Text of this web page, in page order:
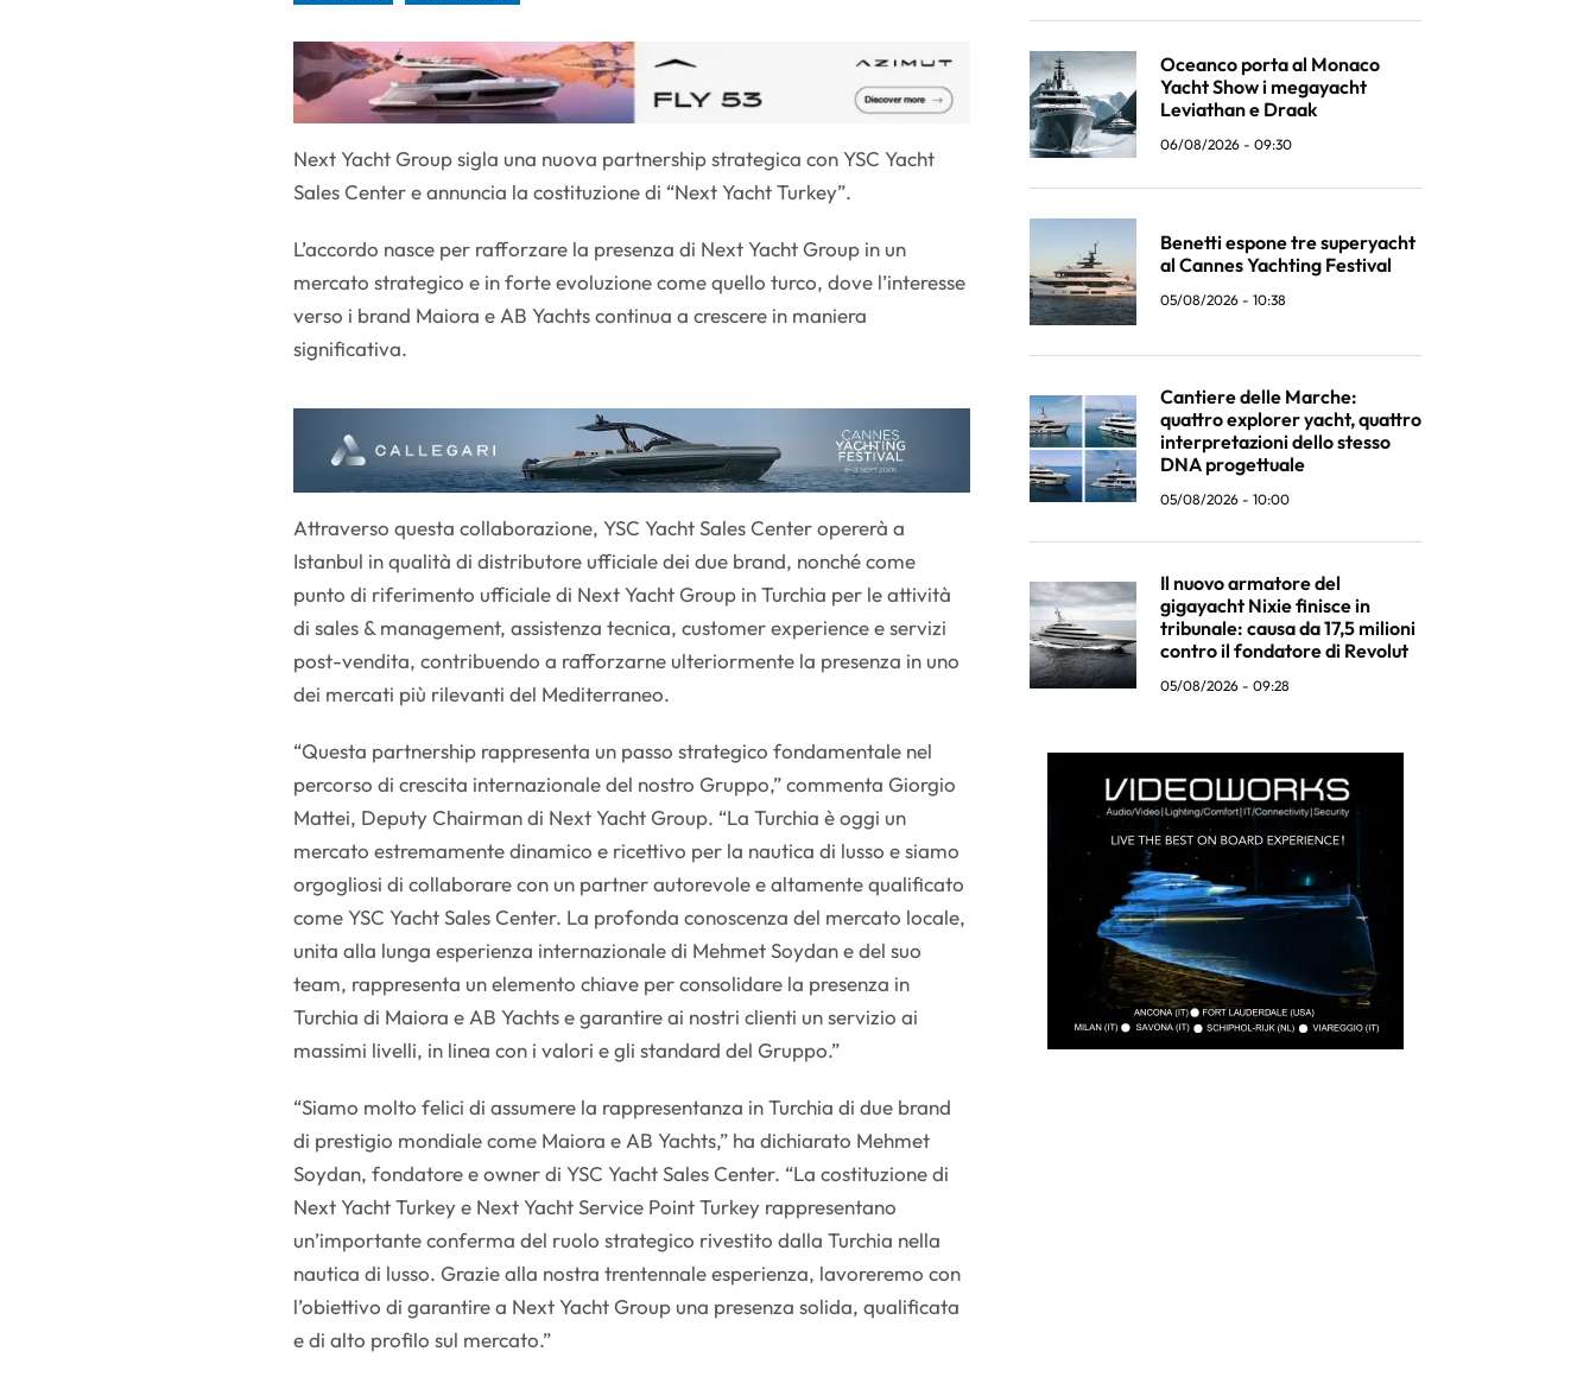
Next Yacht Group sigla una nuova partnership strategica con YSC Yacht
Sales Center e annuncia la costituzione di “Next Yacht Turkey”.
L’accordo nasce per rafforzare la presenza di Next Yacht Group in un
mercato strategico e in forte evoluzione come quello turco, dove l’interesse
verso i brand Maiora e AB Yachts continua a crescere in maniera
significativa.
Attraverso questa collaborazione, YSC Yacht Sales Center opererà a
Istanbul in qualità di distributore ufficiale dei due brand, nonché come
punto di riferimento ufficiale di Next Yacht Group in Turchia per le attività
di sales & management, assistenza tecnica, customer experience e servizi
post-vendita, contribuendo a rafforzarne ulteriormente la presenza in uno
dei mercati più rilevanti del Mediterraneo.
“Questa partnership rappresenta un passo strategico fondamentale nel
percorso di crescita internazionale del nostro Gruppo,” commenta Giorgio
Mattei, Deputy Chairman di Next Yacht Group. “La Turchia è oggi un
mercato estremamente dinamico e ricettivo per la nautica di lusso e siamo
orgogliosi di collaborare con un partner autorevole e altamente qualificato
come YSC Yacht Sales Center. La profonda conoscenza del mercato locale,
unita alla lunga esperienza internazionale di Mehmet Soydan e del suo
team, rappresenta un elemento chiave per consolidare la presenza in
Turchia di Maiora e AB Yachts e garantire ai nostri clienti un servizio ai
massimi livelli, in linea con i valori e gli standard del Gruppo.”
“Siamo molto felici di assumere la rappresentanza in Turchia di due brand
di prestigio mondiale come Maiora e AB Yachts,” ha dichiarato Mehmet
Soydan, fondatore e owner di YSC Yacht Sales Center. “La costituzione di
Next Yacht Turkey e Next Yacht Service Point Turkey rappresentano
un’importante conferma del ruolo strategico rivestito dalla Turchia nella
nautica di lusso. Grazie alla nostra trentennale esperienza, lavoreremo con
l’obiettivo di garantire a Next Yacht Group una presenza solida, qualificata
e di alto profilo sul mercato.”
Oceanco porta al Monaco
Yacht Show i megayacht
Leviathan e Draak
06/08/2026 - 09:30
Benetti espone tre superyacht
al Cannes Yachting Festival
05/08/2026 - 10:38
Cantiere delle Marche:
quattro explorer yacht, quattro
interpretazioni dello stesso
DNA progettuale
05/08/2026 - 10:00
Il nuovo armatore del
gigayacht Nixie finisce in
tribunale: causa da 17,5 milioni
contro il fondatore di Revolut
05/08/2026 - 09:28